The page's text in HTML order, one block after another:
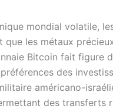
mondial volatile,
les métaux
Bitcoin fait figure
des
américano-
des transferts